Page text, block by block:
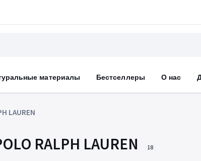
материалы Бестселлеры О нас
LAUREN
RALPH LAUREN 18